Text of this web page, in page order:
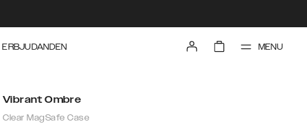
ERBJUDANDEN MENU
Vibrant Ombre
Clear MagSafe Case